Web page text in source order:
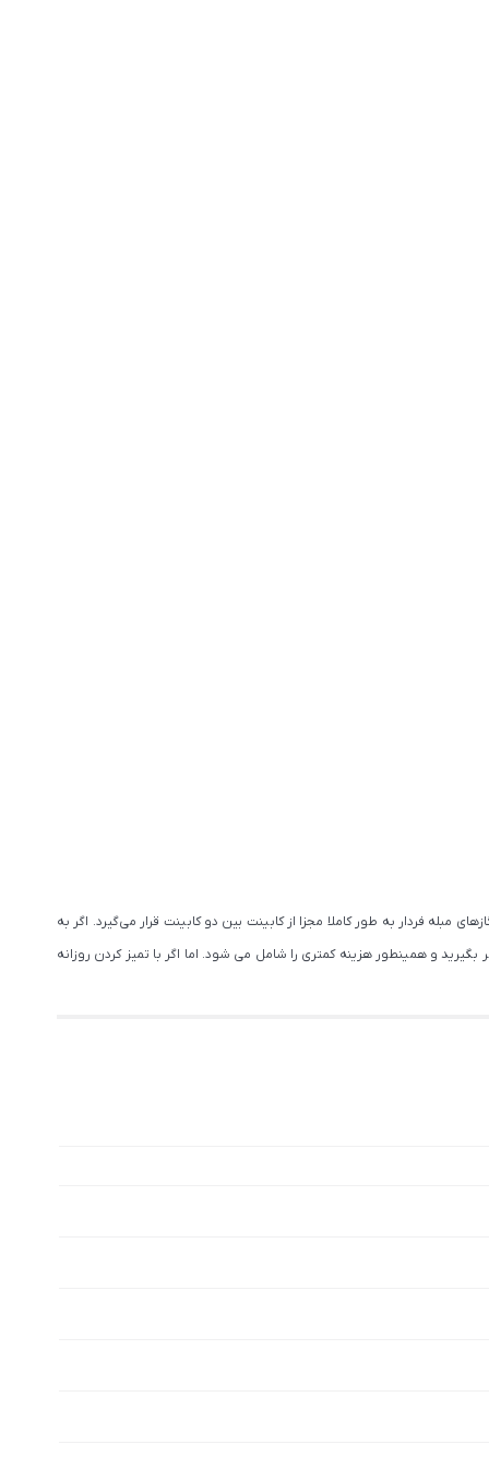
فردار به طور کاملا مجزا از کابینت بین دو کابینت قرار می‌گیرد. اگر به
و همینطور هزینه کمتری را شامل می شود. اما اگر با تمیز کردن روزانه